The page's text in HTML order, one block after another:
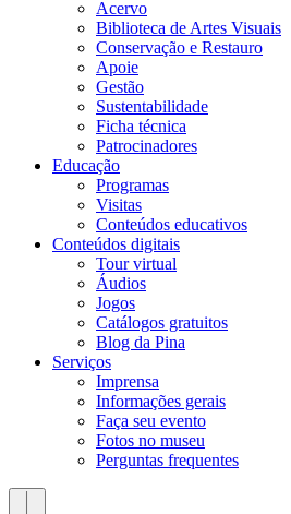
Acervo
Biblioteca de Artes Visuais
Conservação e Restauro
Apoie
Gestão
Sustentabilidade
Ficha técnica
Patrocinadores
Educação
Programas
Visitas
Conteúdos educativos​
Conteúdos digitais
Tour virtual
Áudios
Jogos
Catálogos gratuitos
Blog da Pina
Serviços
Imprensa
Informações gerais
Faça seu evento
Fotos no museu
Perguntas frequentes